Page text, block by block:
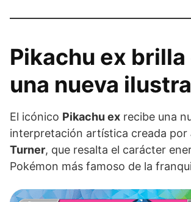
Pikachu ex brilla
una nueva
El icónico Pikachu ex recibe una
interpretación artística creada por
Turner, que resalta el carácter
Pokémon más famoso de la